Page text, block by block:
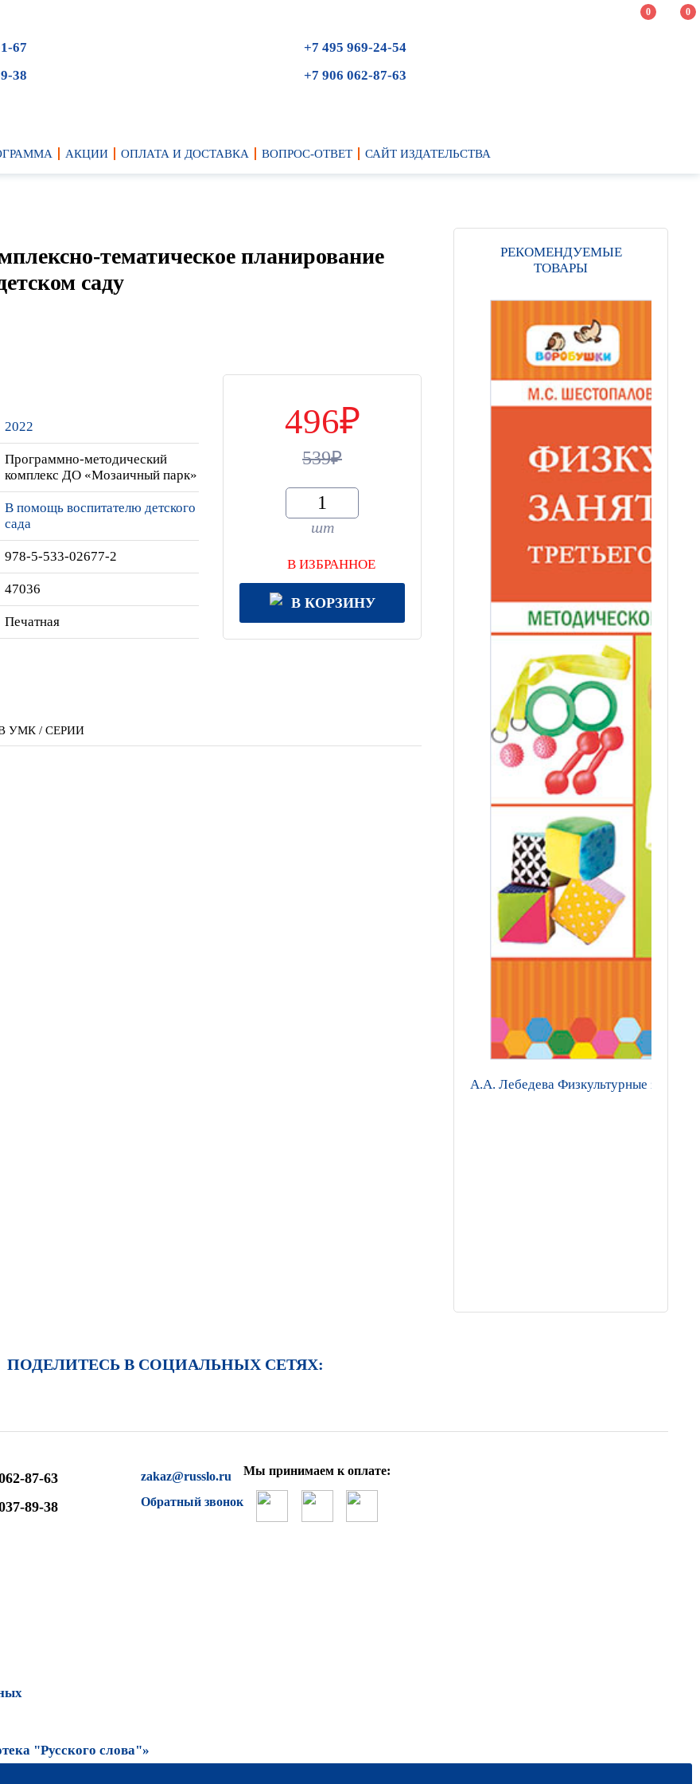
0 0
67
38
+7 495 969-24-54
+7 906 062-87-63
АКЦИИ ОПЛАТА И ДОСТАВКА ВОПРОС-ОТВЕТ САЙТ ИЗДАТЕЛЬСТВА
тематическое планирование
саду
2022
Программно-методический
комплекс ДО «Мозаичный парк»
В помощь воспитателю детского
сада
978-5-533-02677-2
47036
Печатная
496
539
шт
В ИЗБРАННОЕ
В КОРЗИНУ
УМК / СЕРИИ
РЕКОМЕНДУЕМЫЕ
ТОВАРЫ
А.А. Лебедева Физкультурные занятия
ПОДЕЛИТЕСЬ В СОЦИАЛЬНЫХ СЕТЯХ:
87-63
89-38
zakaz@russlo.ru
Обратный звонок
Мы принимаем к оплате:
"Русского слова"»